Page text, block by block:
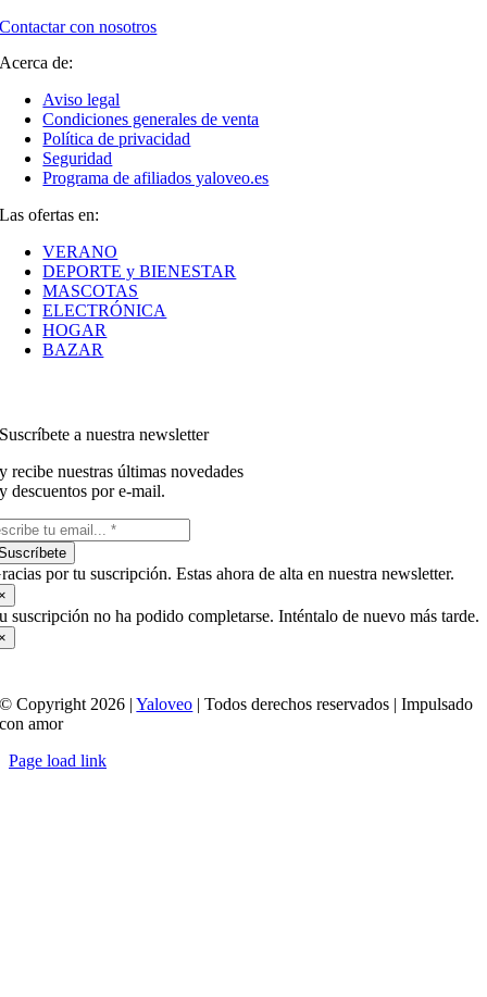
Contactar con nosotros
Acerca de:
Aviso legal
Condiciones generales de venta
Política de privacidad
Seguridad
Programa de afiliados yaloveo.es
Las ofertas en:
VERANO
DEPORTE y BIENESTAR
MASCOTAS
ELECTRÓNICA
HOGAR
BAZAR
Suscríbete a nuestra newsletter
y recibe nuestras últimas novedades
y descuentos por e-mail.
por tu suscripción. Estas ahora de alta en nuestra newsletter.
suscripción no ha podido completarse. Inténtalo de nuevo más tarde.
© Copyright 2026 |Yaloveo | Todos derechos reservados | Impulsado
con amor
Page load link